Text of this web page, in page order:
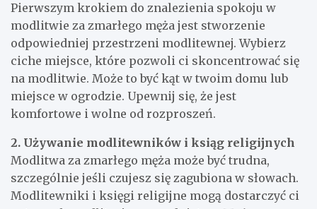
Pierwszym krokiem do znalezienia spokoju w
modlitwie za zmarłego męża jest stworzenie
odpowiedniej przestrzeni modlitewnej. Wybierz
ciche miejsce, które pozwoli ci skoncentrować się
na modlitwie. Może to być kąt w twoim domu lub
miejsce w ogrodzie. Upewnij się, że jest
komfortowe i wolne od rozproszeń.
2. Używanie modlitewników i ksiąg religijnych
Modlitwa za zmarłego męża może być trudna,
szczególnie jeśli czujesz się zagubiona w słowach.
Modlitewniki i księgi religijne mogą dostarczyć ci